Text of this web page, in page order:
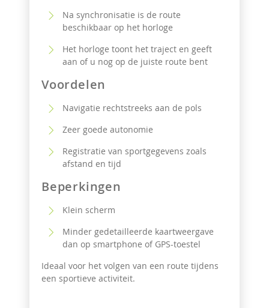
Na synchronisatie is de route
beschikbaar op het horloge
Het horloge toont het traject en geeft
aan of u nog op de juiste route bent
Voordelen
Navigatie rechtstreeks aan de pols
Zeer goede autonomie
Registratie van sportgegevens zoals
afstand en tijd
Beperkingen
Klein scherm
Minder gedetailleerde kaartweergave
dan op smartphone of GPS-toestel
Ideaal voor het volgen van een route tijdens
een sportieve activiteit.